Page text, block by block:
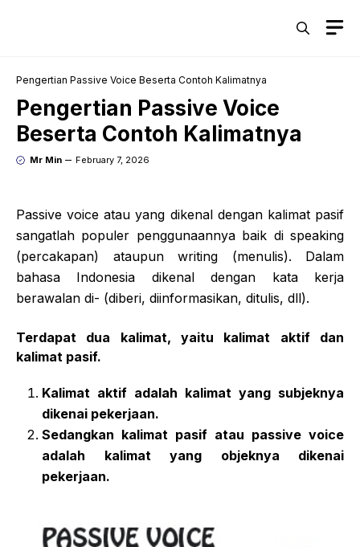
Pengertian Passive Voice Beserta Contoh Kalimatnya
Pengertian Passive Voice
Beserta Contoh Kalimatnya
Mr Min February 7, 2026
Passive voice atau yang dikenal dengan kalimat pasif
sangatlah populer penggunaannya baik di speaking
(percakapan) ataupun writing (menulis). Dalam
bahasa Indonesia dikenal dengan kata kerja
berawalan di- (diberi, diinformasikan, ditulis, dll).
Terdapat dua kalimat, yaitu kalimat aktif dan
kalimat pasif.
Kalimat aktif adalah kalimat yang subjeknya
dikenai pekerjaan.
Sedangkan kalimat pasif atau passive voice
adalah kalimat yang objeknya dikenai
pekerjaan.